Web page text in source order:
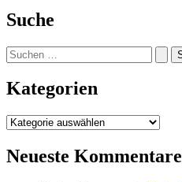
Suche
Suchen
nach:
Kategorien
Kategorien
Neueste Kommentare